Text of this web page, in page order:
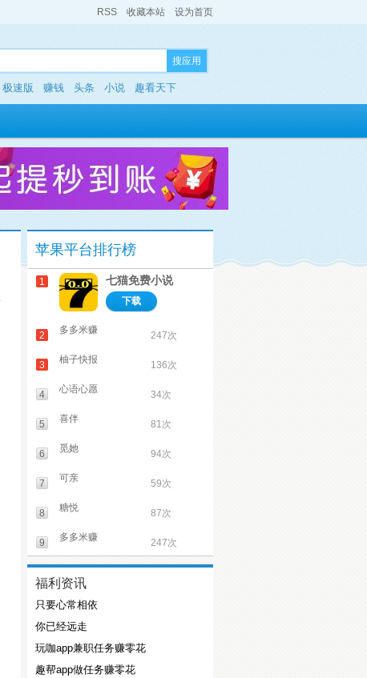
RSS 收藏本站 设为首页
搜应用
极速版 赚钱 头条 小说 趣看天下
苹果平台排行榜
1 七猫免费小说
下载
2 多多米赚 247次
3 柚子快报 136次
4 心语心愿 34次
5 喜伴 81次
6 觅她 94次
7 可亲 59次
8 糖悦 87次
9 多多米赚 247次
福利资讯
只要心常相依
你已经远走
玩咖app兼职任务赚零花
趣帮app做任务赚零花